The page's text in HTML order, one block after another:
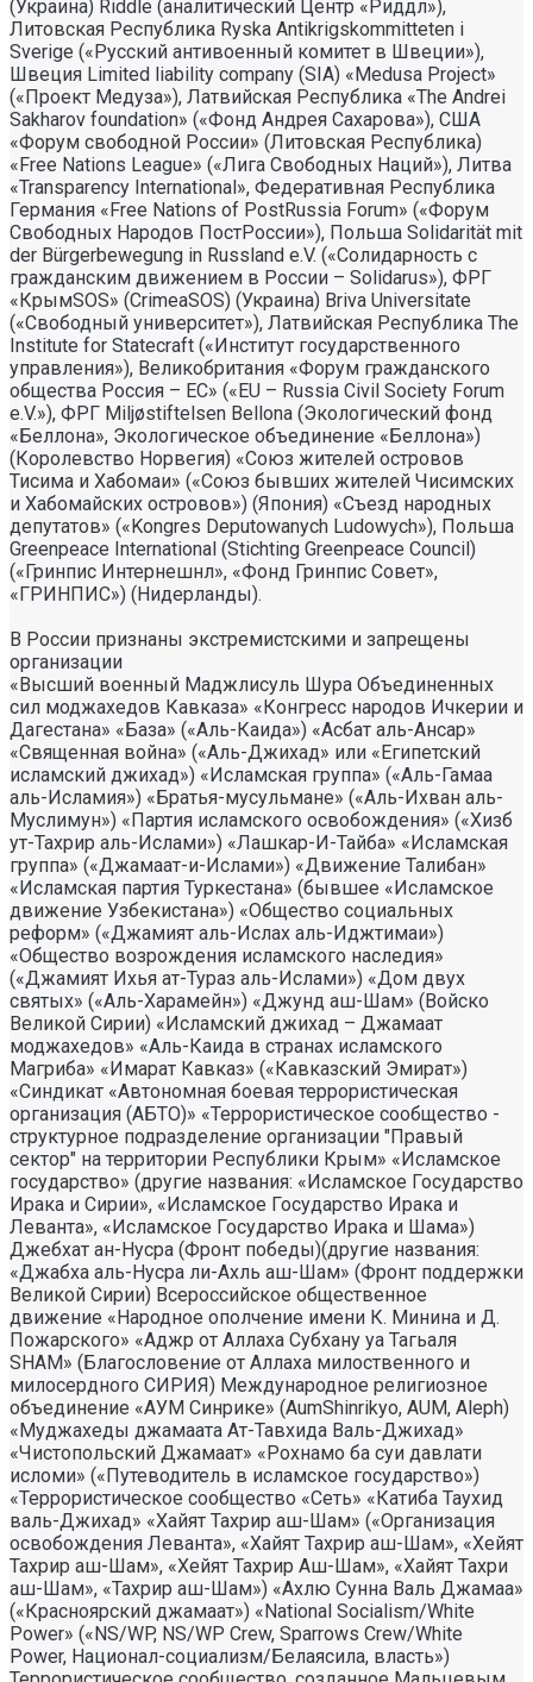
(Украина) Riddle (аналитический Центр «Риддл»),
Литовская Республика Ryska Antikrigskommitteten i
Sverige («Русский антивоенный комитет в Швеции»),
Швеция Limited liability company (SIA) «Medusa Project»
(«Проект Медуза»), Латвийская Республика «The Andrei
Sakharov foundation» («Фонд Андрея Сахарова»), США
«Форум свободной России» (Литовская Республика)
«Free Nations League» («Лига Свободных Наций»), Литва
«Transparеncy International», Федеративная Республика
Германия «Free Nations of PostRussia Forum» («Форум
Свободных Народов ПостРоссии»), Польша Solidarität mit
der Bürgerbewegung in Russland e.V. («Солидарность с
гражданским движением в России – Solidarus»), ФРГ
«КрымSOS» (CrimeaSOS) (Украина) Briva Universitate
(«Свободный университет»), Латвийская Республика The
Institute for Statecraft («Институт государственного
управления»), Великобритания «Форум гражданского
общества Россия – ЕС» («EU – Russia Civil Society Forum
e.V.»), ФРГ Miljøstiftelsen Bellona (Экологический фонд
«Беллона», Экологическое объединение «Беллона»)
(Королевство Норвегия) «Союз жителей островов
Тисима и Хабомаи» («Союз бывших жителей Чисимских
и Хабомайских островов») (Япония) «Съезд народных
депутатов» («Kongres Deputowanych Ludowych»), Польша
Greenpeace International (Stichting Greenpeace Council)
(«Гринпис Интернешнл», «Фонд Гринпис Совет»,
«ГРИНПИС») (Нидерланды).
В России признаны экстремистскими и запрещены
организации
«Высший военный Маджлисуль Шура Объединенных
сил моджахедов Кавказа» «Конгресс народов Ичкерии и
Дагестана» «База» («Аль-Каида») «Асбат аль-Ансар»
«Священная война» («Аль-Джихад» или «Египетский
исламский джихад») «Исламская группа» («Аль-Гамаа
аль-Исламия») «Братья-мусульмане» («Аль-Ихван аль-
Муслимун») «Партия исламского освобождения» («Хизб
ут-Тахрир аль-Ислами») «Лашкар-И-Тайба» «Исламская
группа» («Джамаат-и-Ислами») «Движение Талибан»
«Исламская партия Туркестана» (бывшее «Исламское
движение Узбекистана») «Общество социальных
реформ» («Джамият аль-Ислах аль-Иджтимаи»)
«Общество возрождения исламского наследия»
(«Джамият Ихья ат-Тураз аль-Ислами») «Дом двух
святых» («Аль-Харамейн») «Джунд аш-Шам» (Войско
Великой Сирии) «Исламский джихад – Джамаат
моджахедов» «Аль-Каида в странах исламского
Магриба» «Имарат Кавказ» («Кавказский Эмират»)
«Синдикат «Автономная боевая террористическая
организация (АБТО)» «Террористическое сообщество -
структурное подразделение организации "Правый
сектор" на территории Республики Крым» «Исламское
государство» (другие названия: «Исламское Государство
Ирака и Сирии», «Исламское Государство Ирака и
Леванта», «Исламское Государство Ирака и Шама»)
Джебхат ан-Нусра (Фронт победы)(другие названия:
«Джабха аль-Нусра ли-Ахль аш-Шам» (Фронт поддержки
Великой Сирии) Всероссийское общественное
движение «Народное ополчение имени К. Минина и Д.
Пожарского» «Аджр от Аллаха Субхану уа Тагьаля
SHAM» (Благословение от Аллаха милоственного и
милосердного СИРИЯ) Международное религиозное
объединение «АУМ Синрике» (AumShinrikyo, AUM, Aleph)
«Муджахеды джамаата Ат-Тавхида Валь-Джихад»
«Чистопольский Джамаат» «Рохнамо ба суи давлати
исломи» («Путеводитель в исламское государство»)
«Террористическое сообщество «Сеть» «Катиба Таухид
валь-Джихад» «Хайят Тахрир аш-Шам» («Организация
освобождения Леванта», «Хайят Тахрир аш-Шам», «Хейят
Тахрир аш-Шам», «Хейят Тахрир Аш-Шам», «Хайят Тахри
аш-Шам», «Тахрир аш-Шам») «Ахлю Сунна Валь Джамаа»
(«Красноярский джамаат») «National Socialism/White
Power» («NS/WP, NS/WP Crew, Sparrows Crew/White
Power, Национал-социализм/Белаясила, власть»)